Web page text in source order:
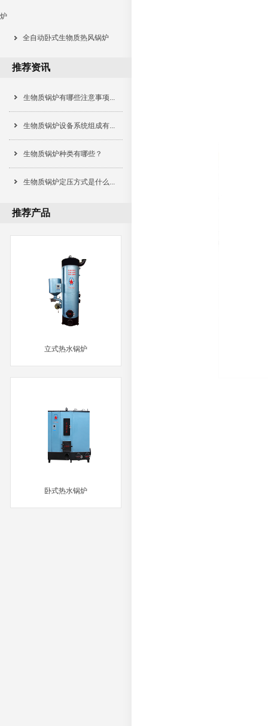
炉
全自动卧式生物质热风锅炉
推荐资讯
生物质锅炉有哪些注意事项...
生物质锅炉设备系统组成有...
生物质锅炉种类有哪些？
生物质锅炉定压方式是什么...
推荐产品
立式热水锅炉
MORE
卧式热水锅炉